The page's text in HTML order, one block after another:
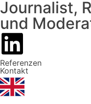
Journalist,
und
Referenzen
Kontakt